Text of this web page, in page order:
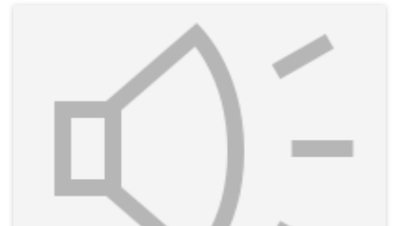
Questi i contenuti delle pagine
1.12 - Il mio primo castigo
L'incendio del nostro piccolo paese
S'avvicina il Santo Natale
31.12 - È l'ultimo giorno dell'anno
1.1. - L'anno nuovo 1953